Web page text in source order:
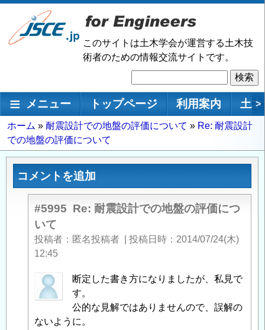
メ
ン
動
このサイトは土木学会が運営する土木技
術者のための情報交流サイトです。
索
メインナビゲーション
メニュー トップページ 利用案内 土 >
パ
ン
く
ホーム 耐震設計での地盤の評価について
Re: 耐震設計
での地盤の評価について
コメントを追加
#5995 Re: 耐震設計での地盤の評価につ
いて
投稿者 匿名投稿者 投稿日時
2014/07/24(木)
12:45
匿
名
稿
断定した書き方になりましたが、私見で
す。
公的な見解ではありませんので、誤解の
ないように。